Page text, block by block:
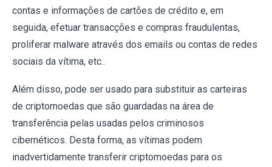
contas e informações de cartões de crédito e, em
seguida, efetuar transacções e compras fraudulentas,
proliferar malware através dos emails ou contas de redes
sociais da vítima, etc..
Além disso, pode ser usado para substituir as carteiras
de criptomoedas que são guardadas na área de
transferência pelas usadas pelos criminosos
cibernéticos. Desta forma, as vítimas podem
inadvertidamente transferir criptomoedas para os